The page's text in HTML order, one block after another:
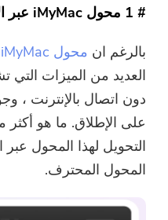
# 1 محول iMyMac عبر الإنترنت
بالرغم ان محول iMyMac عبر الإنترنت
العديد من الميزات التي
دون اتصال بالإنترنت ،
على الإطلاق. ما هو
التحويل لهذا المحول
المحول المحترف.